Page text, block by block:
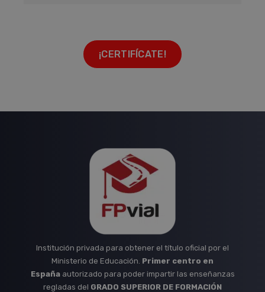
¡CERTIFÍCATE!
Institución privada para obtener el título oficial por el
Ministerio de Educación. Primer centro en
Españaautorizado para poder impartir las enseñanzas
regladas del GRADO SUPERIOR DE FORMACIÓN